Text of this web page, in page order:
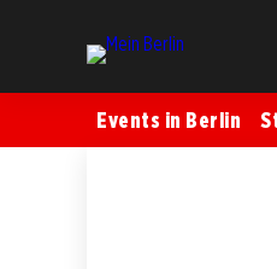
Events in Berlin